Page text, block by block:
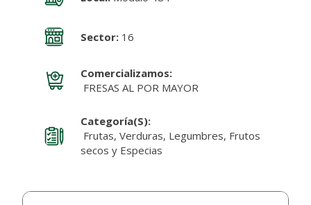
Sector:16
Comercializamos:
FRESAS AL POR MAYOR
Categoría(s):
Frutas, Verduras, Legumbres, Frutos
secos y Especias